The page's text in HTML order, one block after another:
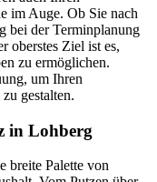
im Auge. Ob Sie nach
bei der Terminplanung
oberstes Ziel ist es,
zu ermöglichen.
um Ihren
gestalten.
in Lohberg
breite Palette von